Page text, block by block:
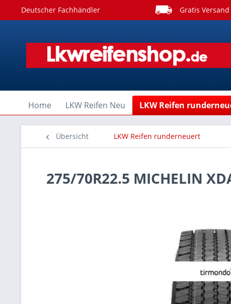
Deutscher Fachhändler Gratis
Home LKW Reifen Neu LKW Reifen
Übersicht LKW Reifen runderneuert
275/70R22.5 MICHELIN